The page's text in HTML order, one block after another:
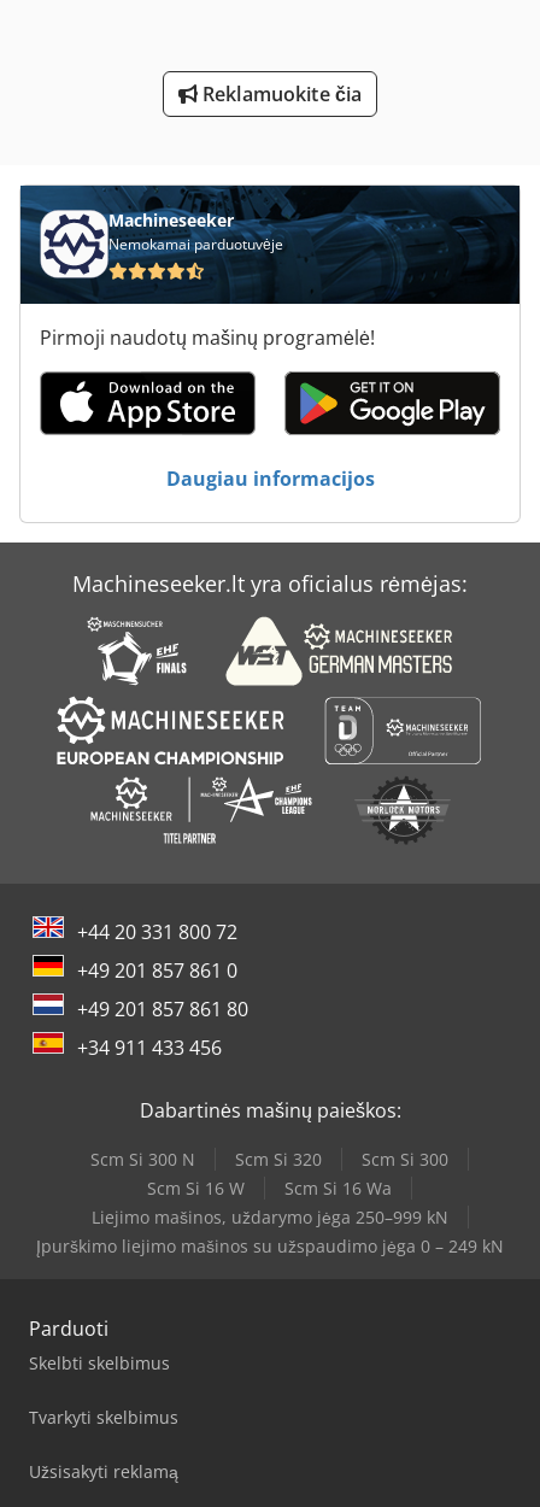
Perforavimo Ir Pjaustymo
Sdah Plokštuma Ir Žiedai
Tekinimo Su Skaitmeniniu Ekranu
Transporto Rėmeliai
Tur 560
Reklamuokite čia
Machineseeker
Nemokamai parduotuvėje
Pirmoji naudotų mašinų programėlė!
Daugiau informacijos
Machineseeker.lt yra oficialus rėmėjas:
+44 20 331 800 72
+49 201 857 861 0
+49 201 857 861 80
+34 911 433 456
Dabartinės mašinų paieškos:
Scm Si 300 N Scm Si 320
Scm Si 300
Scm Si 16 W
Scm Si 16 Wa
Liejimo mašinos, uždarymo jėga 250–999 kN
Įpurškimo liejimo mašinos su užspaudimo jėga 0 – 249 kN
Parduoti
Skelbti skelbimus
Tvarkyti skelbimus
Užsisakyti reklamą